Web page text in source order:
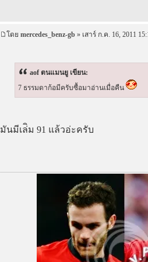
โดย mercedes_benz-gb» เสาร์ ก.ค. 16, 2011
aof ตนแมนยู เขียน:
7 ธรรมดาก้อมีครับซื้อมาอ่านเมื่อคืน
มันมีเล่ิม 91 แล้วอ่ะครับ